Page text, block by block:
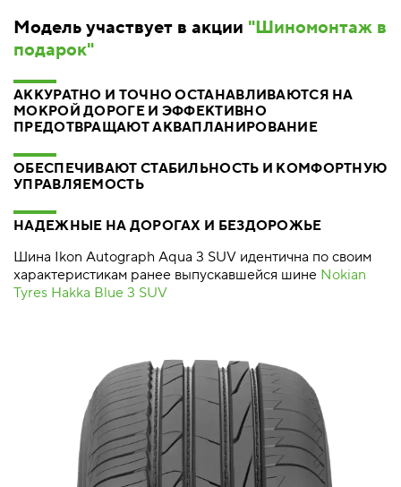
Модель участвует в акции "Шиномонтаж в
подарок"
АККУРАТНО И ТОЧНО ОСТАНАВЛИВАЮТСЯ НА
МОКРОЙ ДОРОГЕ И ЭФФЕКТИВНО
ПРЕДОТВРАЩАЮТ АКВАПЛАНИРОВАНИЕ
ОБЕСПЕЧИВАЮТ СТАБИЛЬНОСТЬ И КОМФОРТНУЮ
УПРАВЛЯЕМОСТЬ
НАДЕЖНЫЕ НА ДОРОГАХ И БЕЗДОРОЖЬЕ
Шина Ikon Autograph Aqua 3 SUV идентична по своим
характеристикам ранее выпускавшейся шине Nokian
Tyres Hakka Blue 3 SUV